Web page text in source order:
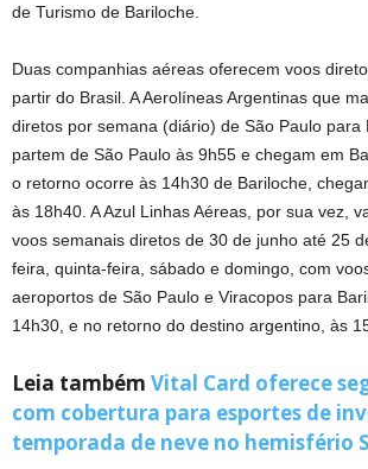
de Turismo de Bariloche.
Duas companhias aéreas oferecem voos
partir do Brasil. A Aerolíneas Argentinas que
diretos por semana (diário) de São Paulo para
partem de São Paulo às 9h55 e chegam em
o retorno ocorre às 14h30 de Bariloche,
às 18h40. A Azul Linhas Aéreas, por sua vez,
voos semanais diretos de 30 de junho até 25
feira, quinta-feira, sábado e domingo, com
aeroportos de São Paulo e Viracopos para
14h30, e no retorno do destino argentino, às
Leia também Vital Card oferece
com cobertura para esportes de
temporada de neve no hemisfério